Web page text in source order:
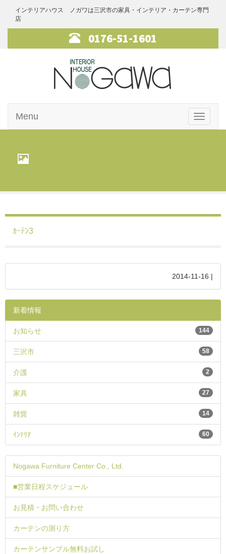
インテリアハウス ノガワは三沢市の家具・インテリア・カーテン専門
店
0176-51-1601
インテリアハ
Toggle
Menu
ｶｰﾃﾝ3
2014-11-16 |
新着情報
144
お知らせ
58
三沢市
2
介護
27
家具
14
雑貨
60
ｲﾝﾃﾘｱ
Nogawa Furniture Center Co., Ltd.
■営業日程スケジュール
お見積・お問い合わせ
カーテンの測り方
カーテンサンプル無料お試し